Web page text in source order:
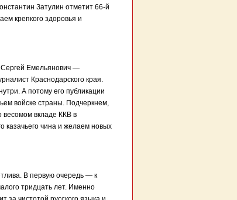
Затулин отметит 66-й
крепкого здоровья и
Сергей Емельянович —
Краснодарского края.
А потому его публикации
войске страны. Подчеркнем,
весомом вкладе ККВ в
казачьего чина и желаем новых
В первую очередь — к
тридцать лет. Именно